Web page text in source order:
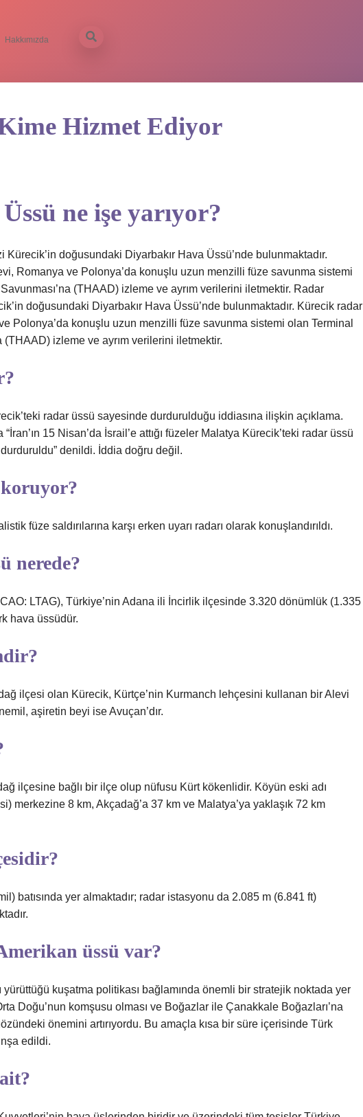
Hakkımızda
Hizmet Ediyor
ne işe yarıyor?
Kürecik’in doğusundaki Diyarbakır Hava Üssü’nde bulunmaktadır.
Romanya ve Polonya’da konuşlu uzun menzilli füze savunma sistemi
(THAAD) izleme ve ayrım verilerini iletmektir. Radar
doğusundaki Diyarbakır Hava Üssü’nde bulunmaktadır. Kürecik radar
Polonya’da konuşlu uzun menzilli füze savunma sistemi olan Terminal
(THAAD) izleme ve ayrım verilerini iletmektir.
radar üssü sayesinde durdurulduğu iddiasına ilişkin açıklama.
15 Nisan’da İsrail’e attığı füzeler Malatya Kürecik’teki radar üssü
denildi. İddia doğru değil.
füze saldırılarına karşı erken uyarı radarı olarak konuşlandırıldı.
nerede?
LTAG), Türkiye’nin Adana ili İncirlik ilçesinde 3.320 dönümlük (1.335
hava üssüdür.
ilçesi olan Kürecik, Kürtçe’nin Kurmanch lehçesini kullanan bir Alevi
aşiretin beyi ise Avuçan’dır.
ilçesine bağlı bir ilçe olup nüfusu Kürt kökenlidir. Köyün eski adı
merkezine 8 km, Akçadağ’a 37 km ve Malatya’ya yaklaşık 72 km
batısında yer almaktadır; radar istasyonu da 2.085 m (6.841 ft)
üssü var?
yürüttüğü kuşatma politikası bağlamında önemli bir stratejik noktada yer
Doğu’nun komşusu olması ve Boğazlar ile Çanakkale Boğazları’na
önemini artırıyordu. Bu amaçla kısa bir süre içerisinde Türk
edildi.